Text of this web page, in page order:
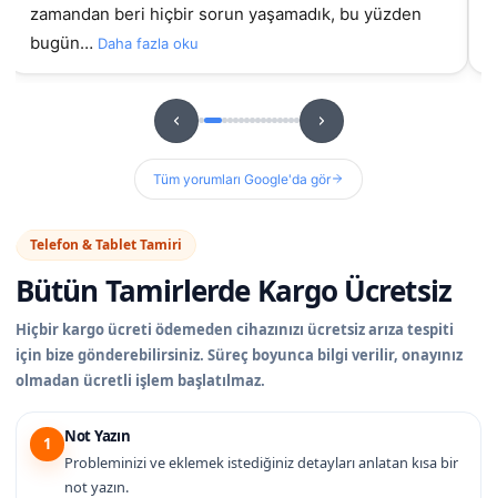
sorunluydu ama burada orijinal ekran takıldıydı, t…
Daha fazla oku
Tüm yorumları Google'da gör
Telefon & Tablet Tamiri
Bütün Tamirlerde Kargo Ücretsiz
Hiçbir kargo ücreti ödemeden cihazınızı ücretsiz arıza tespiti
için bize gönderebilirsiniz. Süreç boyunca bilgi verilir, onayınız
olmadan ücretli işlem başlatılmaz.
1
Not Yazın
Probleminizi ve eklemek istediğiniz detayları anlatan kısa bir
not yazın.